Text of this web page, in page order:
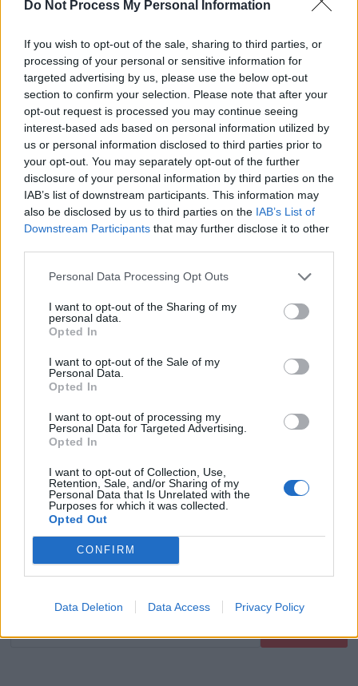
Do Not Process My Personal Information
If you wish to opt-out of the sale, sharing to third parties, or
processing of your personal or sensitive information for
targeted advertising by us, please use the below opt-out
section to confirm your selection. Please note that after your
opt-out request is processed you may continue seeing
interest-based ads based on personal information utilized by
us or personal information disclosed to third parties prior to
your opt-out. You may separately opt-out of the further
disclosure of your personal information by third parties on the
IAB’s list of downstream participants. This information may
also be disclosed by us to third parties on the IAB’s List of
Downstream Participants that may further disclose it to other
Personal Data Processing Opt Outs
I want to opt-out of the Sharing of my
personal data.
Opted In
I want to opt-out of the Sale of my
Personal Data.
Opted In
I want to opt-out of processing my
Personal Data for Targeted Advertising.
Opted In
I want to opt-out of Collection, Use,
Retention, Sale, and/or Sharing of my
Personal Data that Is Unrelated with the
Purposes for which it was collected.
Opted Out
CONFIRM
Data Deletion Data Access Privacy Policy
parHistoiredemaison 17 septembre 2024
Les stars nous font rêver toute l’année avec leurs belles
vies, leurs voyages incroyables, mais aussi avec leurs
maisons luxueuses ! Nous vous dévoilons aujourd’hui …
ACTUALITÉS/DÉCORATION
Les 10 plus belles maisons du monde
parHistoiredemaison
Des lieux de rêve, aux lignes audacieuses ou au design
historique, parsèment le monde. Dédiées au confort, à
la villégiature, à l’habitat grand luxe, les …
Rechercher